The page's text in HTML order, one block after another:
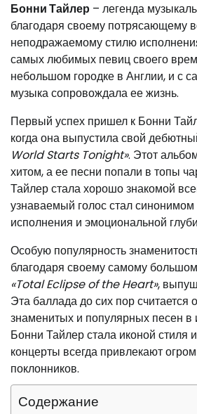
Бонни Тайлер – легенда
благодаря своему потрясающему
неподражаемому стилю
самых любимых певиц своего
небольшом городке в Англии, и с
музыка сопровождала ее жизнь.
Первый успех пришел к Бонни
когда она выпустила свой
World Starts Tonight». Этот
хитом, а ее песни попали в топы
Тайлер стала хорошо знакомой
узнаваемый голос стал синонимом
исполнения и эмоциональной
Особую популярность
благодаря своему самому
«Total Eclipse of the Heart»,
Эта баллада до сих пор считается
знаменитых и популярных песен в
Бонни Тайлер стала иконой стиля
концерты всегда привлекают
поклонников.
Содержание